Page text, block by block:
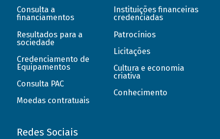
Consulta a
financiamentos
Resultados para a
sociedade
Credenciamento de
Equipamentos
Consulta PAC
Moedas contratuais
Instituições financeiras
credenciadas
Patrocínios
Licitações
Cultura e economia
criativa
Conhecimento
Redes Sociais